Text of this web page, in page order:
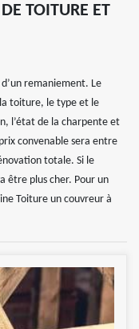
TOITURE ET
remaniement. Le
toiture, le type et le
l’état de la charpente et
convenable sera entre
totale. Si le
être plus cher. Pour un
Toiture un couvreur à